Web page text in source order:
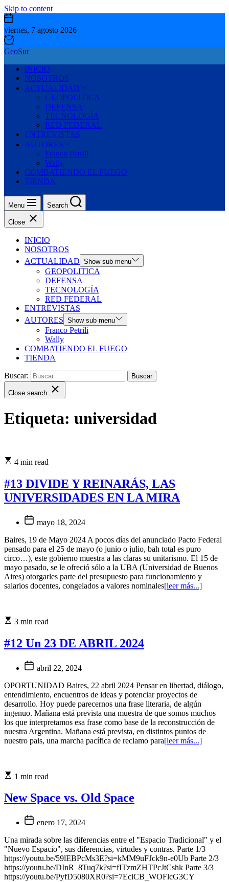
Skip to content
viernes, 7 agosto 2026
GeoSur
INICIO
NOSOTROS
ACTUALIDAD
GEOPOLITICA
DEFENSA
TECNOLOGÍA
RED FEDERAL
ENTREVISTAS
AUTORES
Franco Petrili
Wally
COMBATIENDO EL FUEGO
TIENDA
Menu Search
Close
INICIO
NOSOTROS
ACTUALIDAD Show sub menu
GEOPOLITICA
DEFENSA
TECNOLOGÍA
RED FEDERAL
ENTREVISTAS
AUTORES Show sub menu
Franco Petrili
Wally
COMBATIENDO EL FUEGO
TIENDA
Buscar:
Close search
Etiqueta: universidad
4 min read
#13 DIVIDE Y REINARÁS, LAS
UNIVERSIDADES EN LA MIRA
mayo 18, 2024
Baires, 19 de Mayo 2024 A pocos días del anunciado Pacto Federal
pensado para el 25 de mayo (o junio o julio, bah total es puro
circo…), este gobierno muestra a las claras su unitarismo. El 15 de
mayo pasado, se le ofreció sólo a la UBA (Universidad de Buenos
Aires) otorgarles parte del presupuesto para funcionamiento y
salarios docentes, congelados a valores nominales[leer más...]
3 min read
#12 Un 23 DE ABRIL 2024
abril 22, 2024
OPORTUNIDAD Baires, 22 abril 2024 Pensar en libertad, diálogo,
entendimiento, encuentros de ideas y potenciar proyectos de
desarrollo. Hoy puede parecernos una frase literaria, de algún
ingenuo. Mañana está prevista una muestra de que somos muchos
los que interpretamos esa frase como base de la reconstrucción de
nuestra Argentina. Mañana está prevista, en distintos puntos de
nuestro pais, una marcha pacífica de reclamo para[leer más...]
1 min read
New Space vs. Old Space
enero 17, 2024
Una mirada sobre las diferencias entre el "Espacio Tradicional" y el
"Nuevo Espacio", sus diferencias, virtudes y contras. Parte 1/3
https://youtu.be/59lEBPcMs3E?si=kMM9uFJck9n-e0Ub Parte 2/3
https://youtu.be/DInR_8Tuq7k?si=fITzmZHTPcJtCshk Parte 3/3
https://youtu.be/PyfD5080XR0?si=7EciCB_WOFlcG3CY